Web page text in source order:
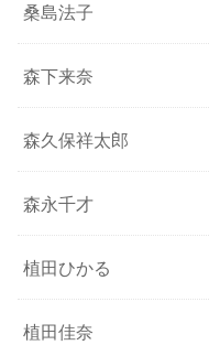
桑島法子
森下来奈
森久保祥太郎
森永千才
植田ひかる
植田佳奈